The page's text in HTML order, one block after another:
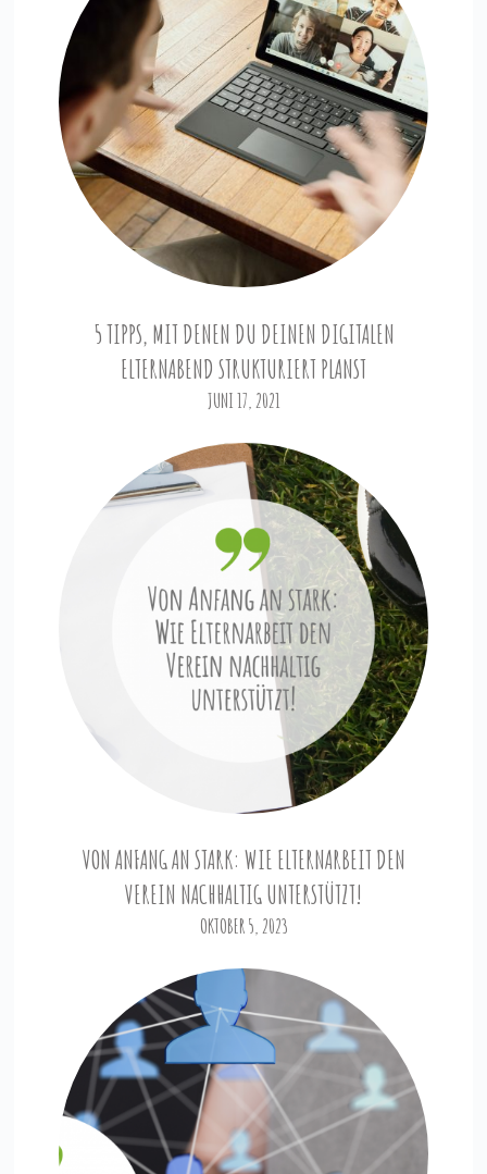
5 TIPPS, MIT DENEN DU DEINEN DIGITALEN
ELTERNABEND STRUKTURIERT PLANST
JUNI 17, 2021
VON ANFANG AN STARK: WIE ELTERNARBEIT DEN
VEREIN NACHHALTIG UNTERSTÜTZT!
OKTOBER 5, 2023